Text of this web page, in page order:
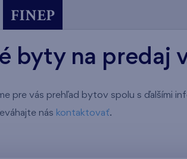
byty na predaj
pre vás prehľad bytov spolu s ďalšími
nás kontaktovať.